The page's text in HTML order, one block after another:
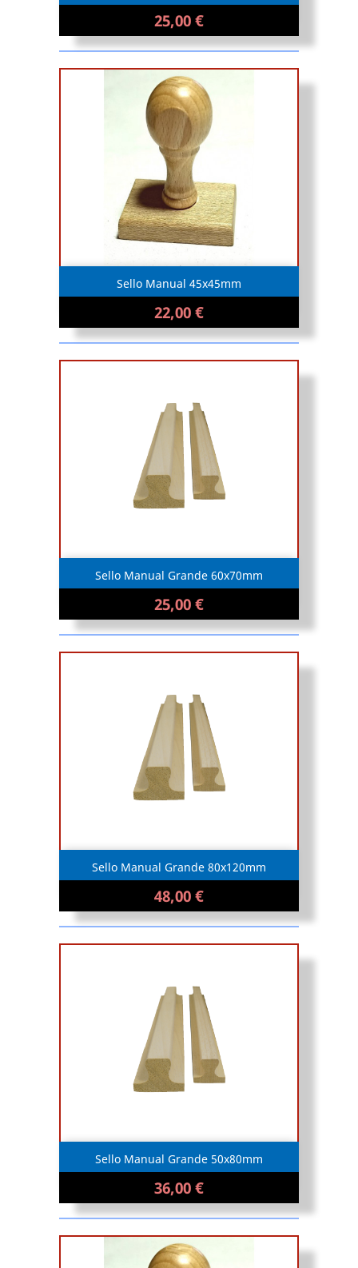
25,00 €
Sello Manual 45x45mm
22,00 €
Sello Manual Grande 60x70mm
25,00 €
Sello Manual Grande 80x120mm
48,00 €
Sello Manual Grande 50x80mm
36,00 €